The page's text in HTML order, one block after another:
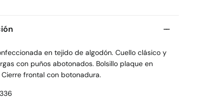
en tejido de algodón. Cuello clásico y
con puños abotonados. Bolsillo plaque en
frontal con botonadura.